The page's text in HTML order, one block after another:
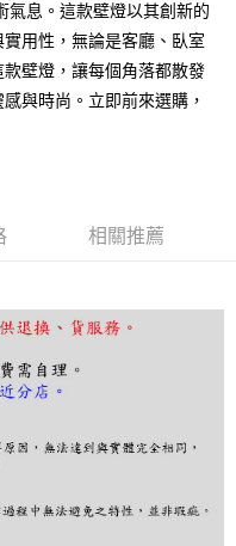
的支付方式。 讓您購物簡單
中的連結，可透過四大超商／
為交易完成。
但若您需要取消訂單，請聯絡
視為有效，需透過AFTEE先享
帳頁面顯示為準，若有關於
問，請聯繫「AFTEE先享後付
support/home
先享後付」服務完成之交
費
氣息。這款壁燈以其創新的
用性，無論是客廳、臥室
壁燈，讓每個角落都散發
與時尚。立即前來選購，
相關推薦